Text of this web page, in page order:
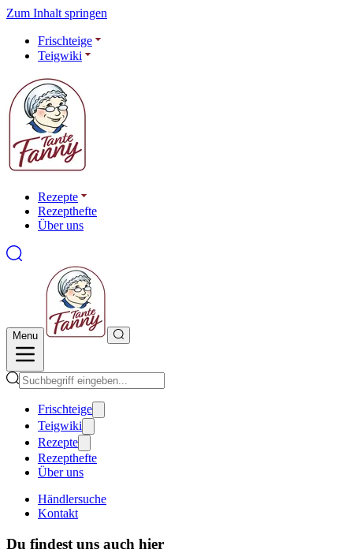
Zum Inhalt springen
Frischteige
Teigwiki
Rezepte
Rezepthefte
Über uns
Menu
Frischteige
Teigwiki
Rezepte
Rezepthefte
Über uns
Händlersuche
Kontakt
Du findest uns auch hier